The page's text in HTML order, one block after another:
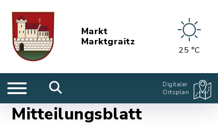
Markt
Marktgraitz
25 °C
Digitaler
Ortsplan
Mitteilungsblatt